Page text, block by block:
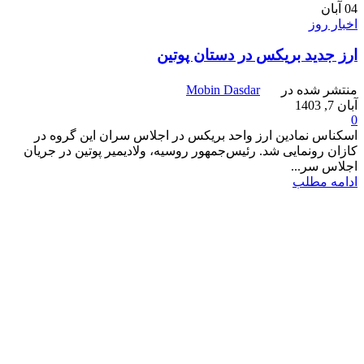
04 آبان
اخبار روز
ارز جدید بریکس در دستان پوتین
منتشر شده در
Mobin Dasdar
آبان 7, 1403
0
اسکناس نمادین ارز واحد بریکس در اجلاس سران این گروه در
کازان رونمایی شد. رئیس‌جمهور روسیه، ولادیمیر پوتین در جریان
اجلاس سر...
ادامه مطلب